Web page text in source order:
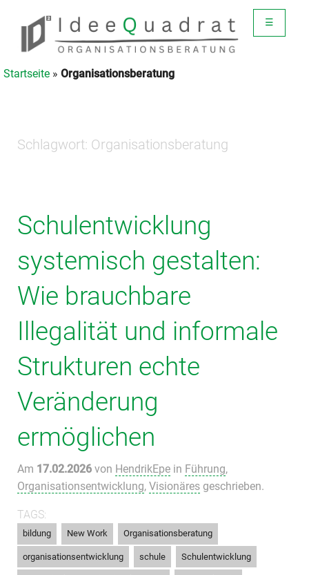
☰
Startseite » Organisationsberatung
Schlagwort: Organisationsberatung
Schulentwicklung
systemisch gestalten:
Wie brauchbare
Illegalität und informale
Strukturen echte
Veränderung
ermöglichen
Am 17.02.2026 von HendrikEpe in Führung,
Organisationsentwicklung, Visionäres geschrieben.
TAGS:
bildung New Work Organisationsberatung
organisationsentwicklung schule Schulentwicklung